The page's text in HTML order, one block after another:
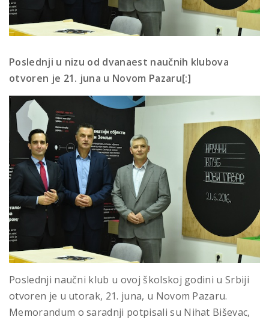
Poslednji u nizu od dvanaest naučnih klubova
otvoren je 21. juna u Novom Pazaru[:]
Poslednji naučni klub u ovoj školskoj godini u Srbiji
otvoren je u utorak, 21. juna, u Novom Pazaru.
Memorandum o saradnji potpisali su Nihat Biševac,